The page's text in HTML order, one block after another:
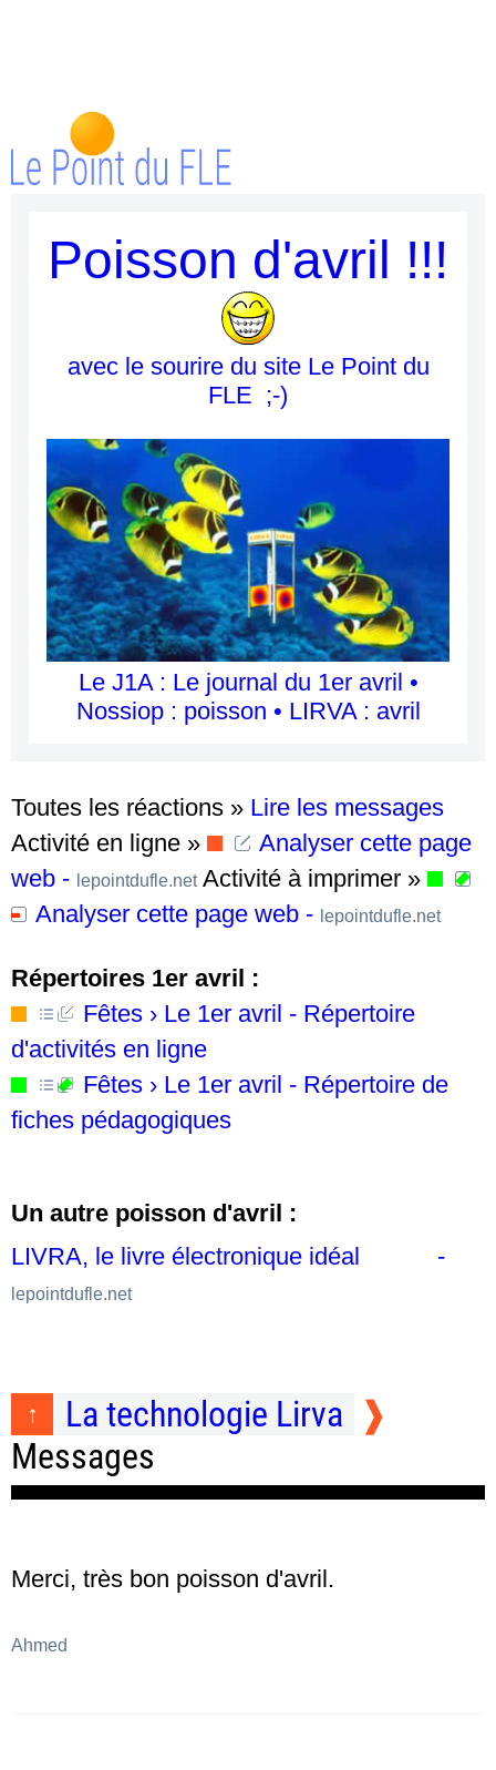
Poisson d'avril !!!
avec le sourire du site Le Point du
FLE ;-)
Le J1A : Le journal du 1er avril •
Nossiop : poisson • LIRVA : avril
Toutes les réactions » Lire les messages
Activité en ligne »
Analyser cette page
web - lepointdufle.net Activité à imprimer »
Analyser cette page web - lepointdufle.net
Répertoires 1er avril :
Fêtes › Le 1er avril - Répertoire
d'activités en ligne
Fêtes › Le 1er avril - Répertoire de
fiches pédagogiques
Un autre poisson d'avril :
LIVRA, le livre électronique idéal
-
lepointdufle.net
La technologie Lirva
Messages
Merci, très bon poisson d'avril.
Ahmed